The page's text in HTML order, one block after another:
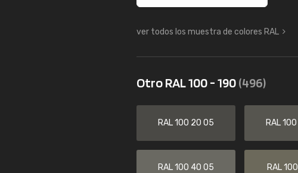
ver todos los muestra de colores RAL
Otro RAL 100 - 190(496)
RAL 100 20 05 RAL
RAL 100 40 05 RAL